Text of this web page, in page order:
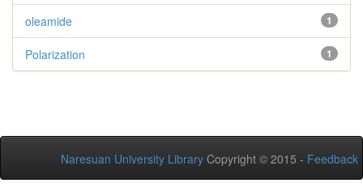
1
oleamide
1
Polarization
Naresuan University Library Copyright © 2015 - Feedback